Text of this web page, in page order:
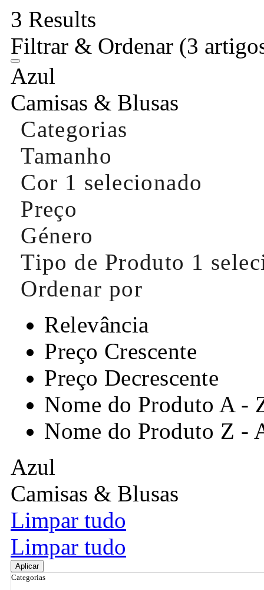
3 Results
Filtrar & Ordenar (3
Azul
Camisas & Blusas
Categorias
Tamanho
Cor 1 selecionado
Preço
Género
Tipo de Produto 1
Ordenar por
Relevância
Preço Crescente
Preço Decrescente
Nome do Produto A -
Nome do Produto Z -
Azul
Camisas & Blusas
Limpar tudo
Limpar tudo
Aplicar
Categorias